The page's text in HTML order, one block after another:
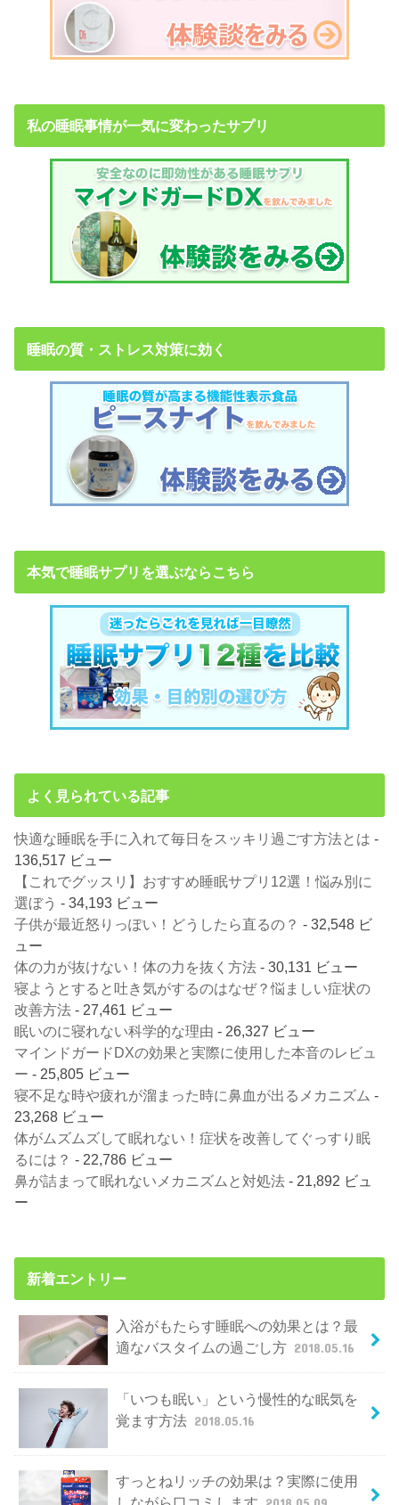
私の睡眠事情が一気に変わったサプリ
睡眠の質・ストレス対策に効く
本気で睡眠サプリを選ぶならこちら
よく見られている記事
快適な睡眠を手に入れて毎日をスッキリ過ごす方法とは -
136,517 ビュー
【これでグッスリ】おすすめ睡眠サプリ12選！悩み別に
選ぼう - 34,193 ビュー
子供が最近怒りっぽい！どうしたら直るの？ - 32,548 ビ
ュー
体の力が抜けない！体の力を抜く方法 - 30,131 ビュー
寝ようとすると吐き気がするのはなぜ？悩ましい症状の
改善方法 - 27,461 ビュー
眠いのに寝れない科学的な理由 - 26,327 ビュー
マインドガードDXの効果と実際に使用した本音のレビュ
ー - 25,805 ビュー
寝不足な時や疲れが溜まった時に鼻血が出るメカニズム -
23,268 ビュー
体がムズムズして眠れない！症状を改善してぐっすり眠
るには？ - 22,786 ビュー
鼻が詰まって眠れないメカニズムと対処法 - 21,892 ビュ
ー
新着エントリー
入浴がもたらす睡眠への効果とは？最
適なバスタイムの過ごし方 2018.05.16
「いつも眠い」という慢性的な眠気を
覚ます方法 2018.05.16
すっとねリッチの効果は？実際に使用